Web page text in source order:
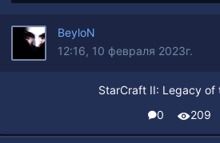
BeyloN
12:16, 10 февраля 2023г.
StarCraft II: Legacy of
0
209